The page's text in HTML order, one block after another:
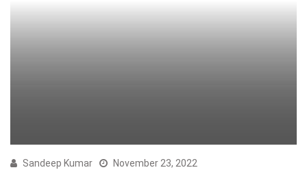
Sandeep Kumar November 23, 2022